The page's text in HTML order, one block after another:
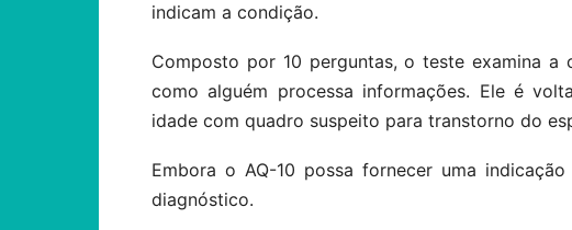
indicam a condição.
Composto por 10 perguntas, o teste examina
como alguém processa informações. Ele é
idade com quadro suspeito para transtorno do
Embora o AQ-10 possa fornecer uma
diagnóstico.